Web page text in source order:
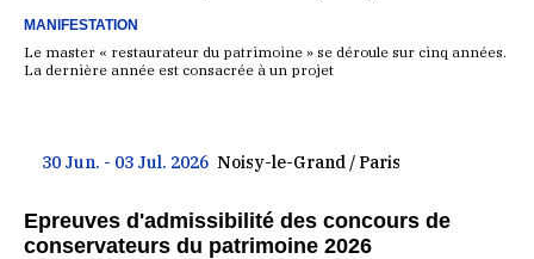
MANIFESTATION
Le master « restaurateur du patrimoine » se déroule sur cinq années.
La dernière année est consacrée à un projet
30 Jun. - 03 Jul. 2026 Noisy-le-Grand / Paris
Epreuves d'admissibilité des concours de
conservateurs du patrimoine 2026